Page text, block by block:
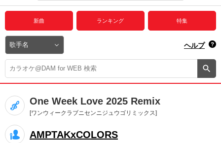
動画からさがす 録音からさがす
プレミアムサービス
DAM★とも動画
DAM★とも録音
カラオケ＠DAM
ユーザー検索
キャンペーン
新曲 ランキング 特集
ヘルプ
One Week Love 2025 Remix
[ワンウィークラブニセンニジュウゴリミックス]
AMPTAKxCOLORS